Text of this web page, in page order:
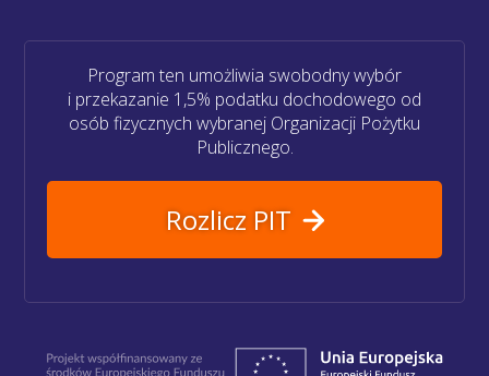
Program ten umożliwia swobodny wybór
i przekazanie 1,5% podatku dochodowego od
osób fizycznych wybranej Organizacji Pożytku
Publicznego.
Rozlicz PIT